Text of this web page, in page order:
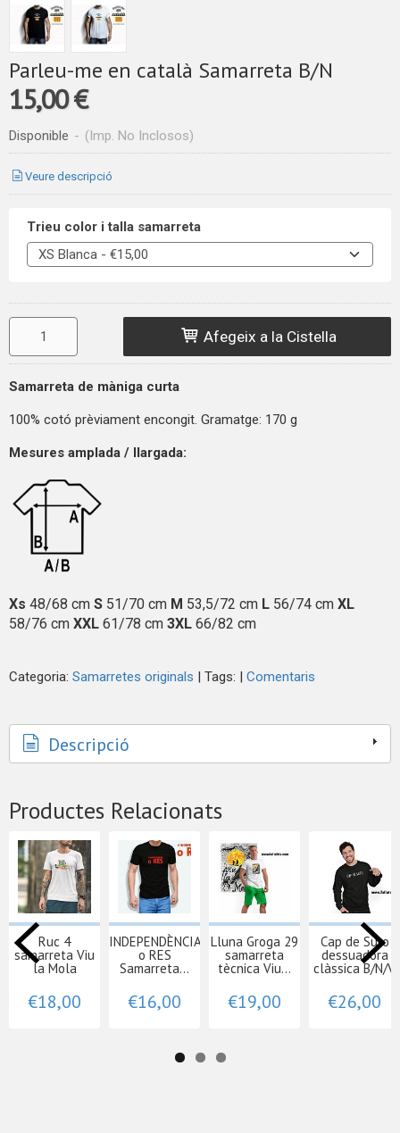
Parleu-me en català Samarreta B/N
15,00 €
Disponible - (Imp. No Inclosos)
Veure descripció
Trieu color i talla samarreta
Afegeix a la Cistella
Samarreta de màniga curta
100% cotó prèviament encongit. Gramatge: 170 g
Mesures amplada / llargada:
Xs 48/68 cm S 51/70 cm M 53,5/72 cm L 56/74 cm XL
58/76 cm XXL 61/78 cm 3XL 66/82 cm
Categoria: Samarretes originals | Tags: | Comentaris
Descripció
Productes Relacionats
Ruc 4
samarreta Viu
la Mola
€18,00
INDEPENDÈNCIA
o RES
Samarreta...
€16,00
Lluna Groga 29
samarreta
tècnica Viu...
€19,00
Cap de Suro
dessuadora
clàssica B/N/V
€26,00